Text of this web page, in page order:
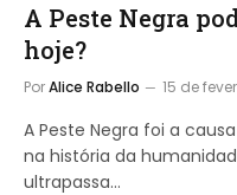
A Peste Negra
hoje?
PorAlice Rabello 15 de
A Peste Negra foi a
na história da
ultrapassa…